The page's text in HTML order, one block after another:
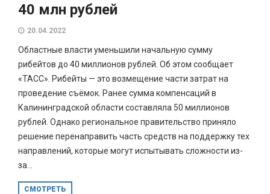
40 млн рублей
20.04.2022
Областные власти уменьшили начальную сумму
рибейтов до 40 миллионов рублей. Об этом сообщает
«ТАСС». Рибейты — это возмещение части затрат на
проведение съёмок. Ранее сумма компенсаций в
Калининградской области составляла 50 миллионов
рублей. Однако региональное правительство приняло
решение перенаправить часть средств на поддержку тех
направлений, которые могут испытывать сложности из-
за...
СМОТРЕТЬ